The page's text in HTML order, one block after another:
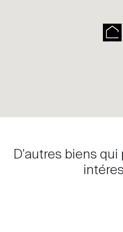
D'autres biens qui